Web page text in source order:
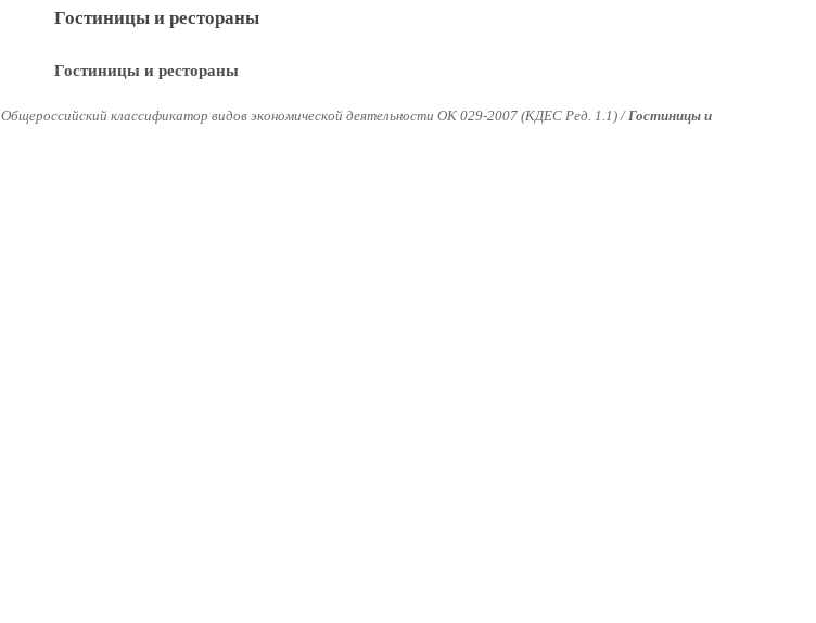
Гостиницы и рестораны
Гостиницы и рестораны
Общероссийский классификатор видов экономической деятельности ОК 029-2007 (КДЕС Ред. 1.1) /Гостиницы и